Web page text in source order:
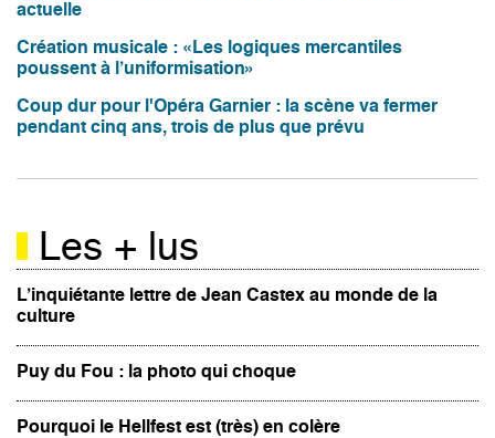
actuelle
Création musicale : «Les logiques mercantiles
poussent à l’uniformisation»
Coup dur pour l'Opéra Garnier : la scène va fermer
pendant cinq ans, trois de plus que prévu
Les + lus
L’inquiétante lettre de Jean Castex au monde de la
culture
Puy du Fou : la photo qui choque
Pourquoi le Hellfest est (très) en colère